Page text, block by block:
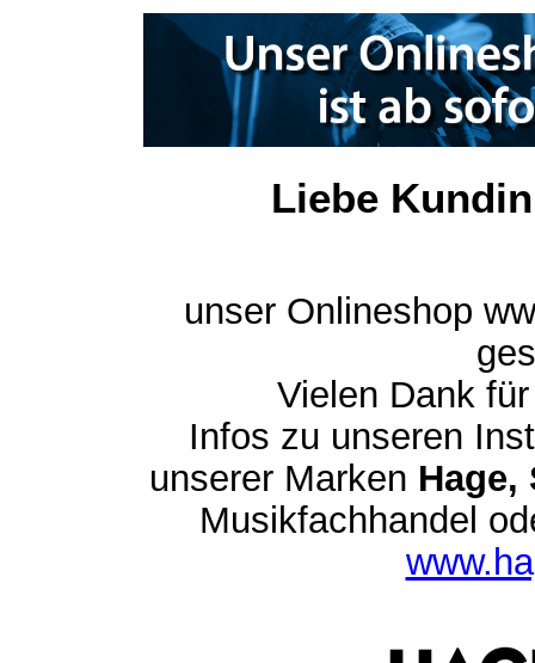
Liebe
unser Onlineshop
Vielen Dank
Infos zu unseren
unserer Marken Hage,
Musikfachhandel